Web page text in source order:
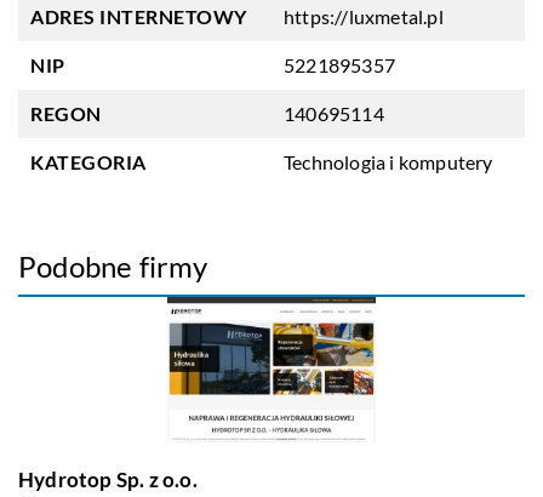
ADRES INTERNETOWY https://luxmetal.pl
NIP 5221895357
REGON 140695114
KATEGORIA Technologia i komputery
Podobne firmy
Hydrotop Sp. z o.o.